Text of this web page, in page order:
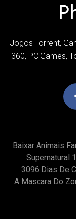
Jogos Torrent,
360, PC Games,
Baixar Animais
Supernatural
3096 Dias De
A Mascara Do